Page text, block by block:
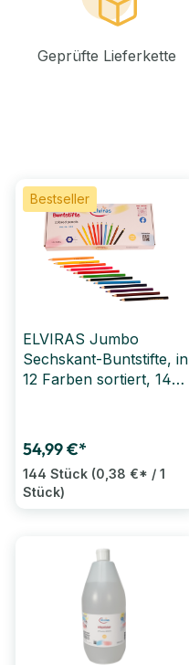
Geprüfte Lieferkette
Bestseller
ELVIRAS Jumbo
Sechskant-Buntstifte, in
12 Farben sortiert, 144
54,99 €*
144 Stück (0,38 €* / 1
Stück)